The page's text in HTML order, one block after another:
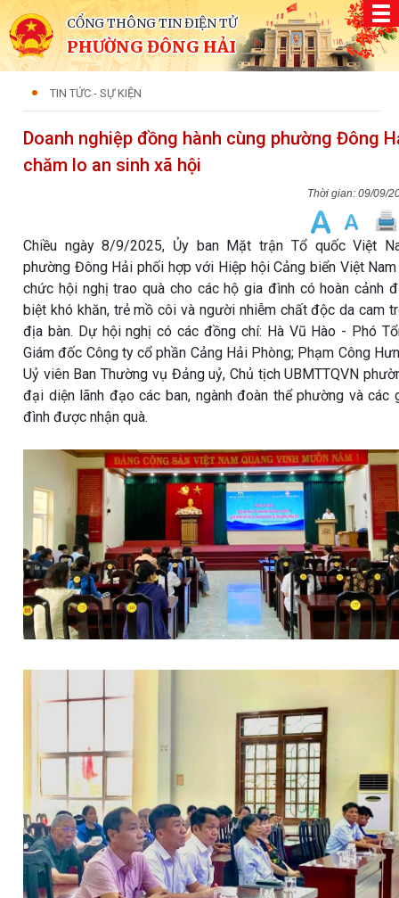
CỔNG THÔNG TIN ĐIỆN TỬ
PHƯỜNG ĐÔNG HẢI
TIN TỨC - SỰ KIỆN
Doanh nghiệp đồng hành cùng phường Đông
chăm lo an sinh xã hội
09/09/
Chiều ngày 8/9/2025, Ủy ban Mặt trận Tổ quốc Việt
phường Đông Hải phối hợp với Hiệp hội Cảng biển Việt
chức hội nghị trao quà cho các hộ gia đình có hoàn cảnh
biệt khó khăn, trẻ mồ côi và người nhiễm chất độc da cam
địa bàn. Dự hội nghị có các đồng chí: Hà Vũ Hào - Phó
Giám đốc Công ty cổ phần Cảng Hải Phòng; Phạm Công
Uỷ viên Ban Thường vụ Đảng uỷ, Chủ tịch UBMTTQVN
đại diện lãnh đạo các ban, ngành đoàn thể phường và các
đình được nhận quà.